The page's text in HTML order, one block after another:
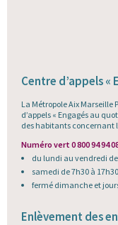
Centre d’appels «
La Métropole Aix Marseille
d’appels « Engagés au
des habitants concernant
Numéro vert 0 800 94 94
du lundi au vendredi
samedi de 7h30 à 17h30
fermé dimanche et
Enlèvement des